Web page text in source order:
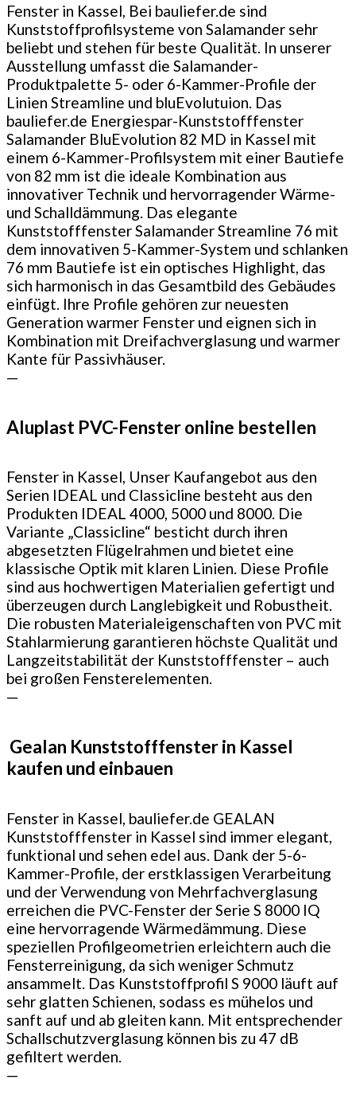
Fenster in Kassel, Bei bauliefer.de sind
Kunststoffprofilsysteme von Salamander sehr
beliebt und stehen für beste Qualität. In unserer
Ausstellung umfasst die Salamander-
Produktpalette 5- oder 6-Kammer-Profile der
Linien Streamline und bluEvolutuion. Das
bauliefer.de Energiespar-Kunststofffenster
Salamander BluEvolution 82 MD in Kassel mit
einem 6-Kammer-Profilsystem mit einer Bautiefe
von 82 mm ist die ideale Kombination aus
innovativer Technik und hervorragender Wärme-
und Schalldämmung. Das elegante
Kunststofffenster Salamander Streamline 76 mit
dem innovativen 5-Kammer-System und schlanken
76 mm Bautiefe ist ein optisches Highlight, das
sich harmonisch in das Gesamtbild des Gebäudes
einfügt. Ihre Profile gehören zur neuesten
Generation warmer Fenster und eignen sich in
Kombination mit Dreifachverglasung und warmer
Kante für Passivhäuser.
—
Aluplast PVC-Fenster online bestellen
Fenster in Kassel, Unser Kaufangebot aus den
Serien IDEAL und Classicline besteht aus den
Produkten IDEAL 4000, 5000 und 8000. Die
Variante „Classicline“ besticht durch ihren
abgesetzten Flügelrahmen und bietet eine
klassische Optik mit klaren Linien. Diese Profile
sind aus hochwertigen Materialien gefertigt und
überzeugen durch Langlebigkeit und Robustheit.
Die robusten Materialeigenschaften von PVC mit
Stahlarmierung garantieren höchste Qualität und
Langzeitstabilität der Kunststofffenster – auch
bei großen Fensterelementen.
—
Gealan Kunststofffenster in Kassel
kaufen und einbauen
Fenster in Kassel, bauliefer.de GEALAN
Kunststofffenster in Kassel sind immer elegant,
funktional und sehen edel aus. Dank der 5-6-
Kammer-Profile, der erstklassigen Verarbeitung
und der Verwendung von Mehrfachverglasung
erreichen die PVC-Fenster der Serie S 8000 IQ
eine hervorragende Wärmedämmung. Diese
speziellen Profilgeometrien erleichtern auch die
Fensterreinigung, da sich weniger Schmutz
ansammelt. Das Kunststoffprofil S 9000 läuft auf
sehr glatten Schienen, sodass es mühelos und
sanft auf und ab gleiten kann. Mit entsprechender
Schallschutzverglasung können bis zu 47 dB
gefiltert werden.
—